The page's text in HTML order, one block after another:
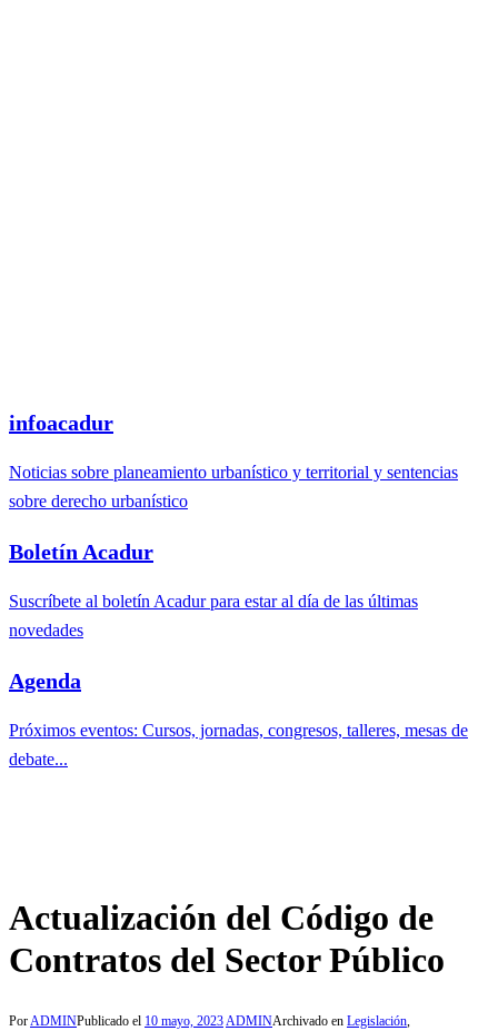
infoacadur
Noticias sobre planeamiento urbanístico y territorial y sentencias
sobre derecho urbanístico
Boletín Acadur
Suscríbete al boletín Acadur para estar al día de las últimas
novedades
Agenda
Próximos eventos: Cursos, jornadas, congresos, talleres, mesas de
debate...
Actualización del Código de
Contratos del Sector Público
PorADMINPublicado el 10 mayo, 2023ADMINArchivado en Legislación,